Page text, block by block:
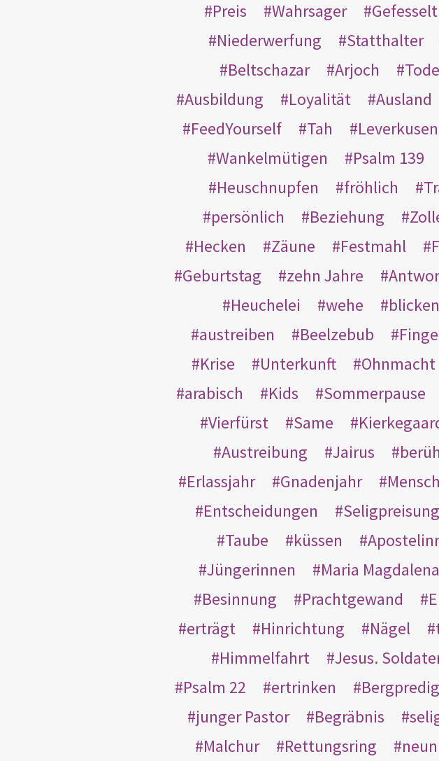
Preis
Wahrsager Gefesselt
Niederwerfung
Statthalter
Beltschazar
Arjoch
Ausbildung
Loyalität Ausland
FeedYourself
Tah Leverkusen
Wankelmütigen
Psalm 139
Heuschnupfen
fröhlich
persönlich
Beziehung
Hecken
Zäune Festmahl
Geburtstag
zehn Jahre
Heuchelei
wehe blicken
austreiben
Beelzebub
Krise
Unterkunft Ohnmacht
arabisch
Kids Sommerpause
Vierfürst
Same
Austreibung
Jairus
Erlassjahr
Gnadenjahr
Entscheidungen
Taube
küssen
Jüngerinnen
Maria Magdalena
Besinnung
Prachtgewand
erträgt
Hinrichtung Nägel
Himmelfahrt
Jesus.
Psalm 22
ertrinken
junger Pastor
Begräbnis
Malchur
Rettungsring